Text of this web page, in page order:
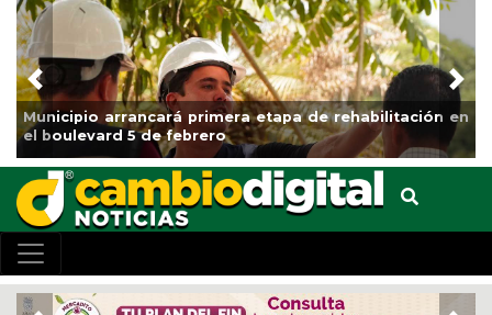
Municipio arrancará primera etapa de rehabilitación en
el boulevard 5 de febrero
Previous